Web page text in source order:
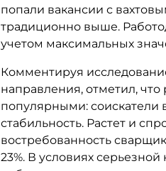
попали вакансии с
традиционно выше.
учетом максимальных
Комментируя
направления, отметил,
популярными: соискатели
стабильность. Растет и
востребованность
23%. В условиях